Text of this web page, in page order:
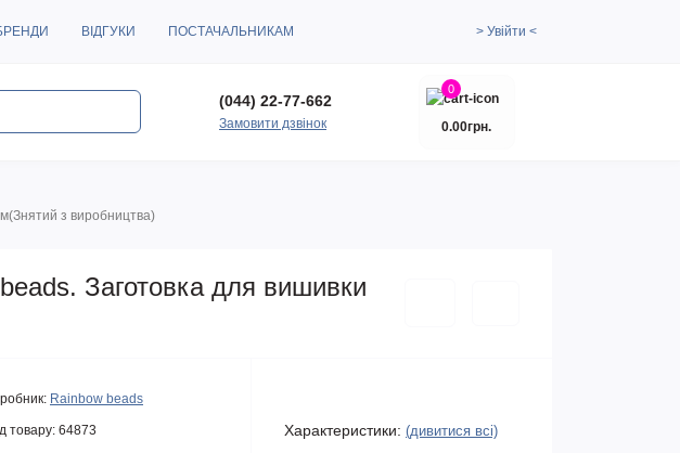
ВІДГУКИ ПОСТАЧАЛЬНИКАМ > Увійти <
(044) 22-77-662
Замовити дзвінок
0
0.00грн.
з виробництва)
Заготовка для вишивки
Rainbow beads
товару: 64873 Характеристики: (дивитися всі)